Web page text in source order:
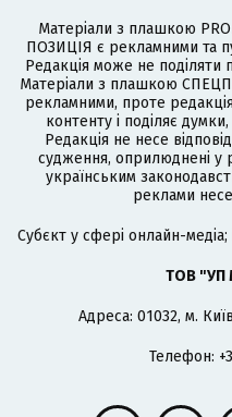
Матеріали з плашкою
ПОЗИЦІЯ є рекламними та
Редакція може не поділяти
Матеріали з плашкою
рекламними, проте
контенту і поділяє
Редакція не несе
судження, оприлюднені у
українським
реклами
Cубєкт у сфері онлайн-
ТОВ "УП
Адреса: 01032, м.
Телефон: